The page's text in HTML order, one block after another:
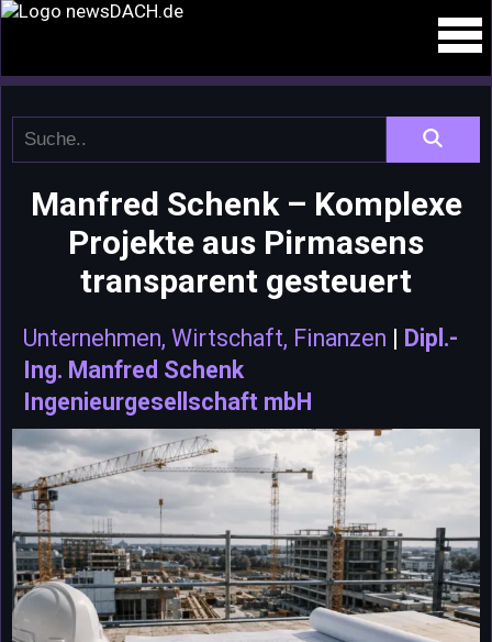
Manfred Schenk – Komplexe
Projekte aus Pirmasens
transparent gesteuert
Unternehmen, Wirtschaft, Finanzen | Dipl.-
Ing. Manfred Schenk
Ingenieurgesellschaft mbH